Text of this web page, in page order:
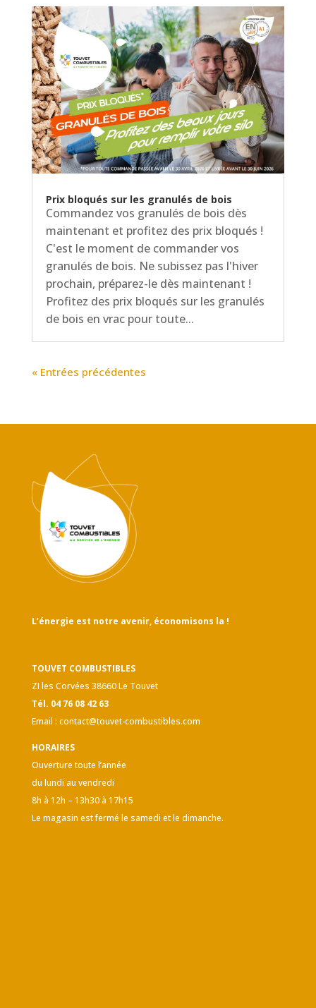
Prix bloqués sur les granulés de bois
Commandez vos granulés de bois dès
maintenant et profitez des prix bloqués !
C'est le moment de commander vos
granulés de bois. Ne subissez pas l'hiver
prochain, préparez-le dès maintenant !
Profitez des prix bloqués sur les granulés
de bois en vrac pour toute...
« Entrées précédentes
L’énergie est notre avenir, économisons la !
TOUVET COMBUSTIBLES
ZI les Corvées 38660 Le Touvet
Tél. 04 76 08 42 63
Email : contact@touvet-combustibles.com
HORAIRES
Ouverture toute l’année
du lundi au vendredi
8h à 12h – 13h30 à 17h15
Le magasin est fermé le samedi et le dimanche.